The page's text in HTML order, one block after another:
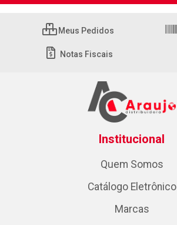
Meus Pedidos
Notas Fiscais
Institucional
Quem Somos
Catálogo Eletrônico
Marcas